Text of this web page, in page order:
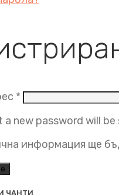
* Задължително
a new password will
информация ще
ЧАНТИ